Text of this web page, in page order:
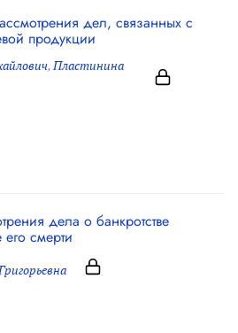
дел, связанных с
продукции
, Пластинина
дела о банкротстве
смерти